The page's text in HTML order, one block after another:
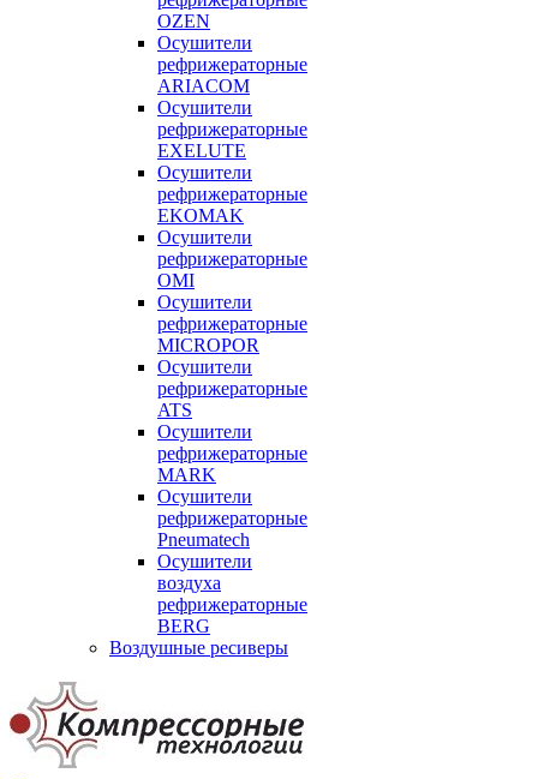
OZEN
Осушители
рефрижераторные
ARIACOM
Осушители
рефрижераторные
EXELUTE
Осушители
рефрижераторные
EKOMAK
Осушители
рефрижераторные
OMI
Осушители
рефрижераторные
MICROPOR
Осушители
рефрижераторные
ATS
Осушители
рефрижераторные
MARK
Осушители
рефрижераторные
Pneumatech
Осушители
воздуха
рефрижераторные
BERG
Воздушные ресиверы